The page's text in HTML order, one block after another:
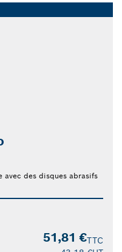
avec des disques abrasifs
51,81 €TTC